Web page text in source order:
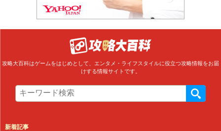
攻略大百科はゲームをはじめとして、エンタメ・ライフスタイルに役立つ攻略情報をお届
けする情報サイトです。
新着記事